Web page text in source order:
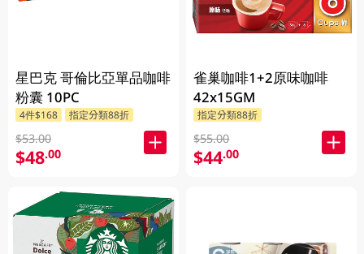
星巴克 哥倫比亞單品咖啡
粉囊 10PC
4件$168 指定分類88折
$53.00
$48.00
雀巢咖啡1+2原味咖啡
42x15GM
指定分類88折
$55.00
$44.00